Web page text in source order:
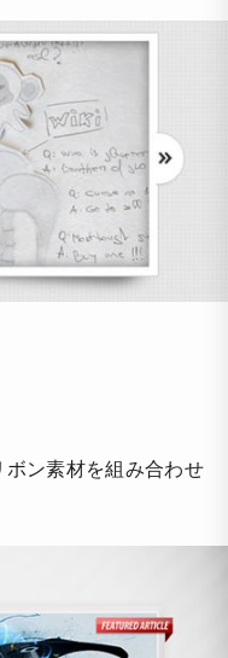
ン素材を組み合わせ